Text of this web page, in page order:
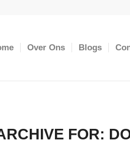
Over Ons Blogs
FOR: